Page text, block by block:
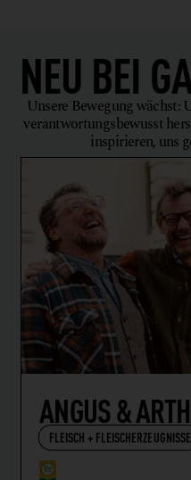
NEU BEI
Unsere Bewegung wächst:
verantwortungsbewusst
inspirieren, uns
ANGUS &
FLEISCH + FLEISCHERZEUGNISSE